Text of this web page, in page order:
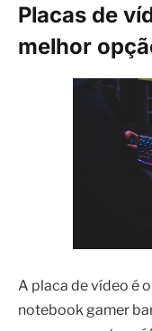
Placas de
melhor
A placa de vídeo é
notebook gamer